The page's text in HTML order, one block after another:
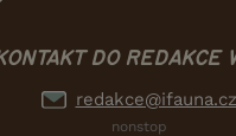
DO REDAKCE
redakce@ifauna.cz
nonstop